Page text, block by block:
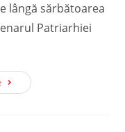
lângă sărbătoarea
Patriarhiei
Hramul
De